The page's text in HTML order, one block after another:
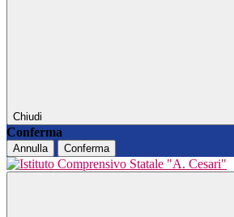
Chiudi
Conferma
Annulla Conferma